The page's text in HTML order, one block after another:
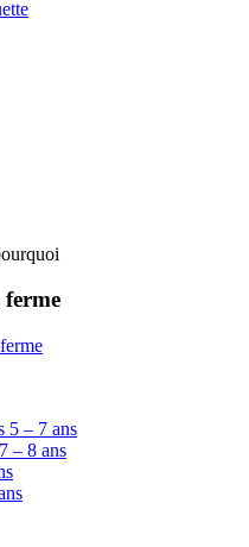
5 – 7 ans
– 8 ans